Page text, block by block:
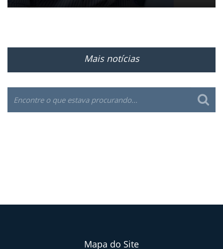
Mais notícias
Mapa do Site